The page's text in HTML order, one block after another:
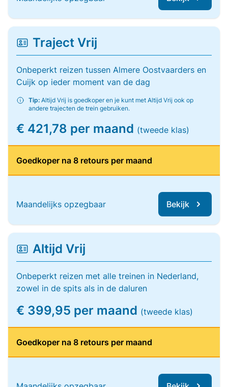
Traject Vrij
Onbeperkt reizen tussen Almere Oostvaarders en
Cuijk op ieder moment van de dag
Tip: Altijd Vrij is goedkoper en je kunt met Altijd Vrij ook op
andere trajecten de trein gebruiken.
€ 421,78 per maand (tweede klas)
Goedkoper na 8 retours per maand
Maandelijks opzegbaar Bekijk
Altijd Vrij
Onbeperkt reizen met alle treinen in Nederland,
zowel in de spits als in de daluren
€ 399,95 per maand (tweede klas)
Goedkoper na 8 retours per maand